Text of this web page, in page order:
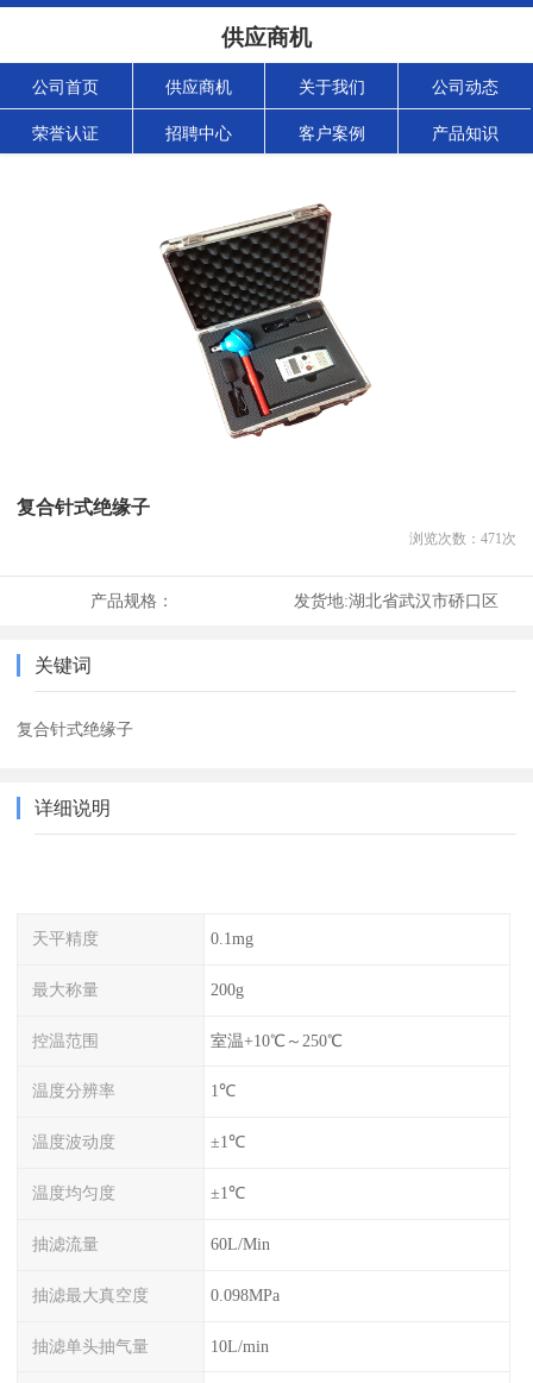
供应商机
公司首页 供应商机 关于我们 公司动态
荣誉认证 招聘中心 客户案例 产品知识
复合针式绝缘子
浏览次数： 471次
产品规格： 发货地:湖北省武汉市硚口区
关键词
复合针式绝缘子
详细说明
天平精度 0.1mg
最大称量 200g
控温范围 室温+10℃～250℃
温度分辨率 1℃
温度波动度 ±1℃
温度均匀度 ±1℃
抽滤流量 60L/Min
抽滤最大真空度 0.098MPa
抽滤单头抽气量 10L/min